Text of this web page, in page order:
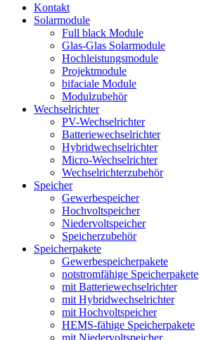
Kontakt
Solarmodule
Full black Module
Glas-Glas Solarmodule
Hochleistungsmodule
Projektmodule
bifaciale Module
Modulzubehör
Wechselrichter
PV-Wechselrichter
Batteriewechselrichter
Hybridwechselrichter
Micro-Wechselrichter
Wechselrichterzubehör
Speicher
Gewerbespeicher
Hochvoltspeicher
Niedervoltspeicher
Speicherzubehör
Speicherpakete
Gewerbespeicherpakete
notstromfähige Speicherpakete
mit Batteriewechselrichter
mit Hybridwechselrichter
mit Hochvoltspeicher
HEMS-fähige Speicherpakete
mit Niedervoltspeicher